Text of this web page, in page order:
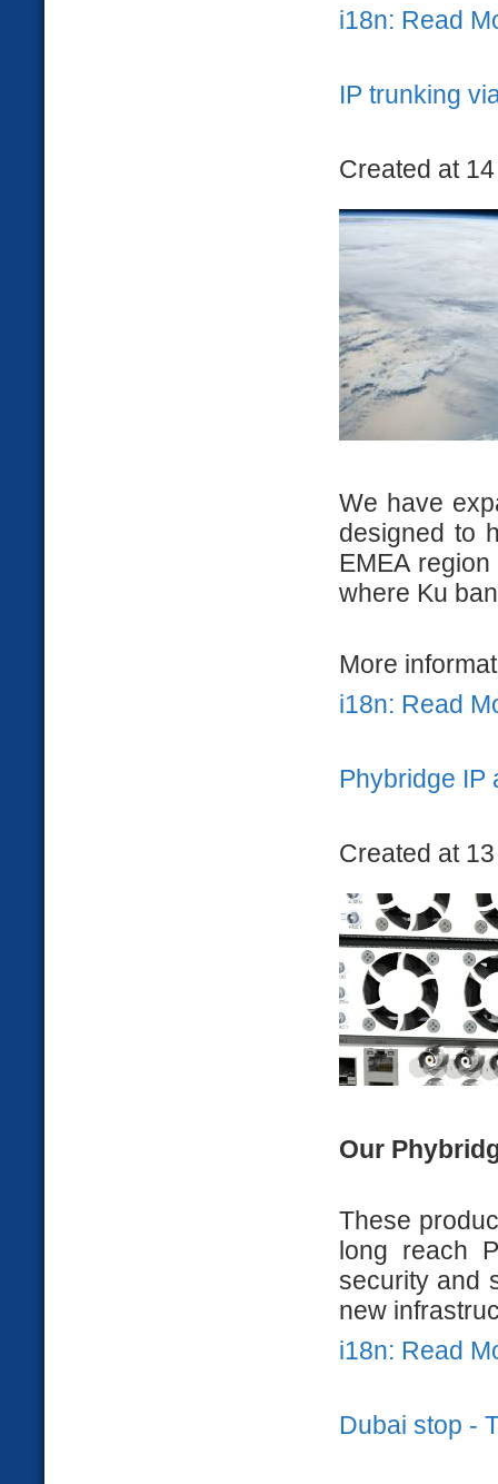
i18n: Read
IP trunking
Created at
We have
designed to
EMEA
where Ku
More
i18n: Read
Phybridge IP
Created at
Our
These
long reach
security and
new
i18n: Read
Dubai stop -